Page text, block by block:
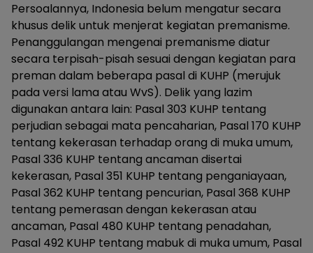
Persoalannya, Indonesia belum mengatur secara
khusus delik untuk menjerat kegiatan premanisme.
Penanggulangan mengenai premanisme diatur
secara terpisah-pisah sesuai dengan kegiatan para
preman dalam beberapa pasal di KUHP (merujuk
pada versi lama atau WvS). Delik yang lazim
digunakan antara lain: Pasal 303 KUHP tentang
perjudian sebagai mata pencaharian, Pasal 170 KUHP
tentang kekerasan terhadap orang di muka umum,
Pasal 336 KUHP tentang ancaman disertai
kekerasan, Pasal 351 KUHP tentang penganiayaan,
Pasal 362 KUHP tentang pencurian, Pasal 368 KUHP
tentang pemerasan dengan kekerasan atau
ancaman, Pasal 480 KUHP tentang penadahan,
Pasal 492 KUHP tentang mabuk di muka umum, Pasal